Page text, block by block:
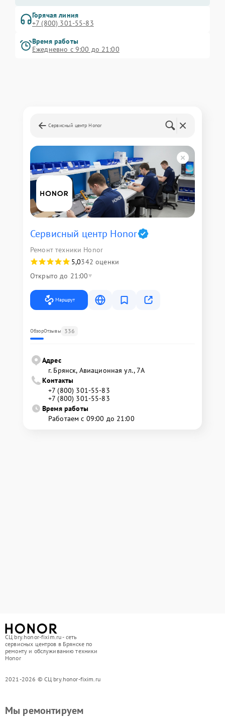
Горячая линия
+7 (800) 301-55-83
Время работы
Ежедневно с 9:00 до 21:00
Сервисный центр Honor
Сервисный центр Honor
Ремонт техники Honor
5,0342 оценки
Открыто до 21:00
Маршрут
ОбзорОтзывы 336
Адрес
г. Брянск, Авиационная ул., 7А
Контакты
+7 (800) 301-55-83
+7 (800) 301-55-83
Время работы
Работаем с 09:00 до 21:00
СЦ bry.honor-fixim.ru - сеть
сервисных центров в Брянске по
ремонту и обслуживанию техники
Honor
2021-2026 © СЦ bry.honor-fixim.ru
Мы ремонтируем